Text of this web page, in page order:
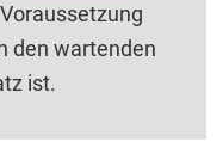
den wartenden
ist.